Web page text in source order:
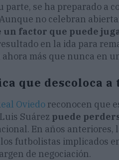
parte, se ha preparado a
no celebran
un factor que puede
en la ida para
más que nunca en
que descoloca a
Oviedo reconocen que
Suárez puede
En años
futbolistas implicados
de negociación.